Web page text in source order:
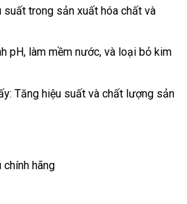
suất trong sản xuất hóa chất và
pH, làm mềm nước, và loại bỏ kim
Tăng hiệu suất và chất lượng sản
chính hãng